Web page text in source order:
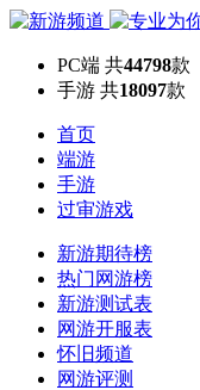
PC端 共44798款
手游 共18097款
首页
端游
手游
过审游戏
新游期待榜
热门网游榜
新游测试表
网游开服表
怀旧频道
网游评测